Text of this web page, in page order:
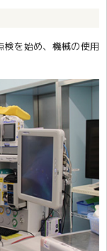
検を始め、機械の使用